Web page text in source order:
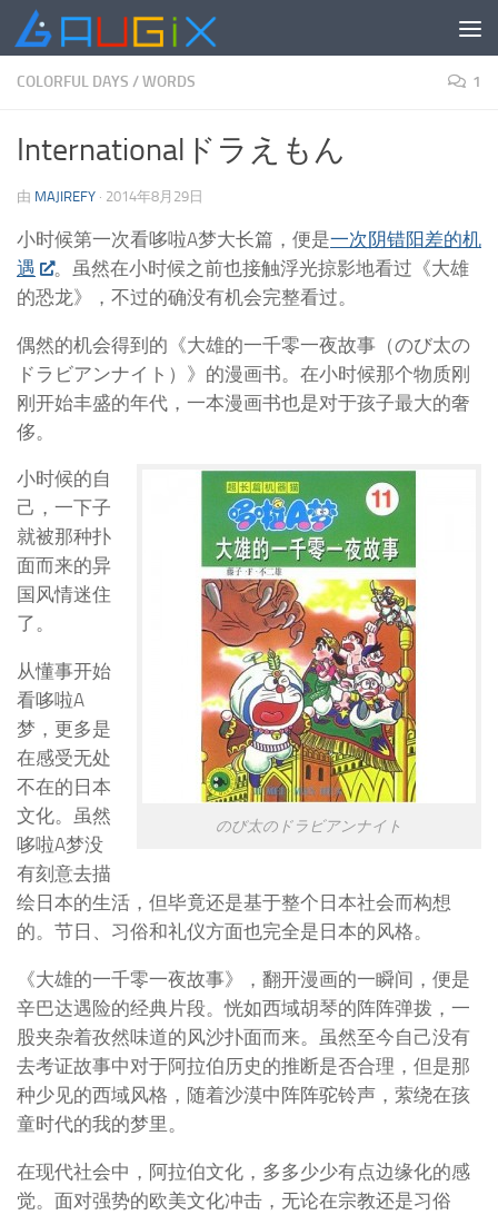
跳至内容
COLORFUL DAYS /WORDS 1
Internationalドラえもん
由 MAJIREFY · 2014年8月29日
小时候第一次看哆啦A梦大长篇，便是一次阴错阳差的机
遇
。虽然在小时候之前也接触浮光掠影地看过《大雄
的恐龙》，不过的确没有机会完整看过。
偶然的机会得到的《大雄的一千零一夜故事（のび太の
ドラビアンナイト）》的漫画书。在小时候那个物质刚
刚开始丰盛的年代，一本漫画书也是对于孩子最大的奢
侈。
のび太のドラビアンナイト
小时候的自
己，一下子
就被那种扑
面而来的异
国风情迷住
了。
从懂事开始
看哆啦A
梦，更多是
在感受无处
不在的日本
文化。虽然
哆啦A梦没
有刻意去描
绘日本的生活，但毕竟还是基于整个日本社会而构想
的。节日、习俗和礼仪方面也完全是日本的风格。
《大雄的一千零一夜故事》，翻开漫画的一瞬间，便是
辛巴达遇险的经典片段。恍如西域胡琴的阵阵弹拨，一
股夹杂着孜然味道的风沙扑面而来。虽然至今自己没有
去考证故事中对于阿拉伯历史的推断是否合理，但是那
种少见的西域风格，随着沙漠中阵阵驼铃声，萦绕在孩
童时代的我的梦里。
在现代社会中，阿拉伯文化，多多少少有点边缘化的感
觉。面对强势的欧美文化冲击，无论在宗教还是习俗